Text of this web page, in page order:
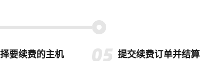
要续费的主机 提交续费订单并结算